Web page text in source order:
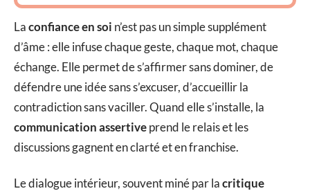
Laconfiance en soi n’est pas un simple supplément
d’âme : elle infuse chaque geste, chaque mot, chaque
échange. Elle permet de s’affirmer sans dominer, de
défendre une idée sans s’excuser, d’accueillir la
contradiction sans vaciller. Quand elle s’installe, la
communication assertiveprend le relais et les
discussions gagnent en clarté et en franchise.
Le dialogue intérieur, souvent miné par lacritique